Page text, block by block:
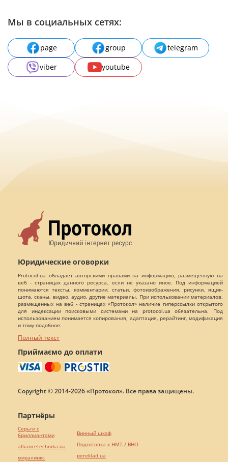
Мы в социальных сетях:
page group
telegram
viber
youtube
Юридические оговорки
Protocol.ua обладает авторскими правами на информацию, размещенную на
веб - страницах данного ресурса, если не указано иное. Под информацией
понимаются тексты, комментарии, статьи, фотоизображения, рисунки, ящик-
шота, сканы, видео, аудио, другие материалы. При использовании материалов,
размещенных на веб - страницах «Протокол» наличие гиперссылки открытого
для индексации поисковыми системами на protocol.ua обязательна. Под
использованием понимается копирования, адаптация, рерайтинг, модификация
и тому подобное.
Полный текст
Приймаємо до оплати
Copyright © 2014-2026 «Протокол». Все права защищены.
Партнёры
Серьги с
бриллиантами
alliancetechnika.ua
миралинкс
Винный шкаф
Подготовка к НМТ / ВНО
pereklad.ua